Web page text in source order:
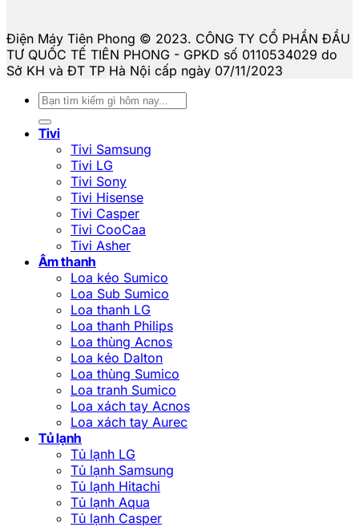
Điện Máy Tiên Phong © 2023. CÔNG TY CỔ PHẦN ĐẦU
TƯ QUỐC TẾ TIÊN PHONG - GPKD số 0110534029 do
Sở KH và ĐT TP Hà Nội cấp ngày 07/11/2023
Tìm
kiếm:
Tivi
Tivi Samsung
Tivi LG
Tivi Sony
Tivi Hisense
Tivi Casper
Tivi CooCaa
Tivi Asher
Âm thanh
Loa kéo Sumico
Loa Sub Sumico
Loa thanh LG
Loa thanh Philips
Loa thùng Acnos
Loa kéo Dalton
Loa thùng Sumico
Loa tranh Sumico
Loa xách tay Acnos
Loa xách tay Aurec
Tủ lạnh
Tủ lạnh LG
Tủ lạnh Samsung
Tủ lạnh Hitachi
Tủ lạnh Aqua
Tủ lạnh Casper